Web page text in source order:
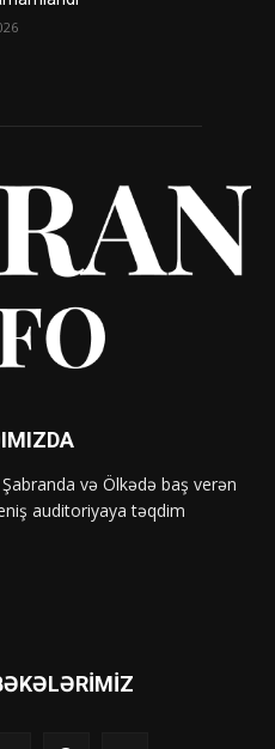
və Ölkədə baş verən
auditoriyaya təqdim